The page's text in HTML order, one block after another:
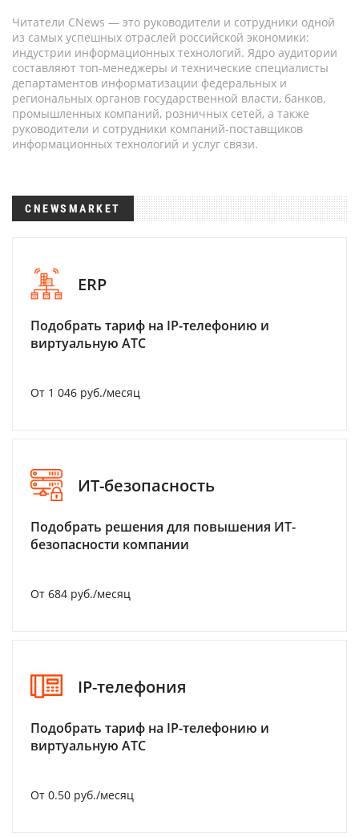
Читатели CNews — это руководители и сотрудники одной
из самых успешных отраслей российской экономики:
индустрии информационных технологий. Ядро аудитории
составляют топ-менеджеры и технические специалисты
департаментов информатизации федеральных и
региональных органов государственной власти, банков,
промышленных компаний, розничных сетей, а также
руководители и сотрудники компаний-поставщиков
информационных технологий и услуг связи.
CNEWSMARKET
ERP
Подобрать тариф на IP-телефонию и
виртуальную АТС
От 1 046 руб./месяц
ИТ-безопасность
Подобрать решения для повышения ИТ-
безопасности компании
От 684 руб./месяц
IP-телефония
Подобрать тариф на IP-телефонию и
виртуальную АТС
От 0.50 руб./месяц